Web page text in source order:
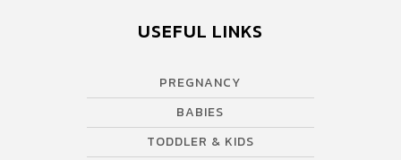
USEFUL LINKS
PREGNANCY
BABIES
TODDLER & KIDS